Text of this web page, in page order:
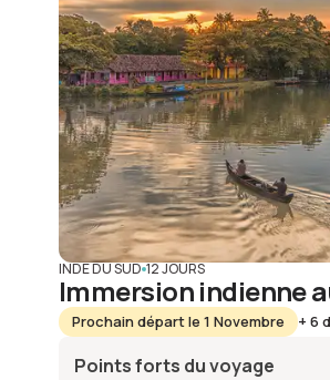
INDE DU SUD 12 JOURS
Immersion indienne
Prochain départ le 1 Novembre + 6
Points forts du voyage